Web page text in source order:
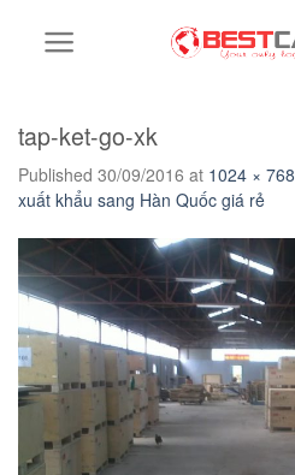
tap-ket-go-xk
Published 30/09/2016 at 1024 × 768
xuất khẩu sang Hàn Quốc giá rẻ